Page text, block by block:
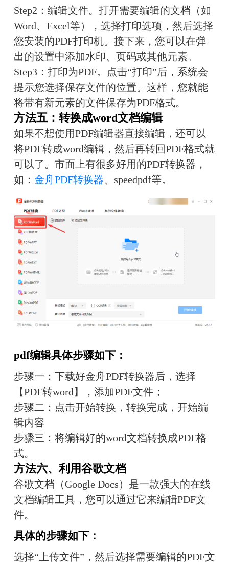
Step2：编辑文件。打开需要编辑的文档（如
Word、Excel等），选择打印选项，然后选择
您安装的PDF打印机。接下来，您可以在弹
出的设置中添加水印、页码或其他元素。
Step3：打印为PDF。点击“打印”后，系统会
提示您选择保存文件的位置。这样，您就能
将带有新元素的文件保存为PDF格式。
方法五：转换成word文档编辑
如果不想使用PDF编辑器直接编辑，还可以
将PDF转成word编辑，然后再转回PDF格式就
可以了。市面上有很多好用的PDF转换器，
如： 金舟PDF转换器、speedpdf等。
pdf编辑具体步骤如下：
步骤一：下载好金舟PDF转换器后，选择
【PDF转word】，添加PDF文件；
步骤二：点击开始转换，转换完成，开始编
辑内容
步骤三：将编辑好的word文档转换成PDF格
式。
方法六、利用谷歌文档
谷歌文档（Google Docs）是一款强大的在线
文档编辑工具，您可以通过它来编辑PDF文
件。
具体的步骤如下：
选择“上传文件”，然后选择需要编辑的PDF文